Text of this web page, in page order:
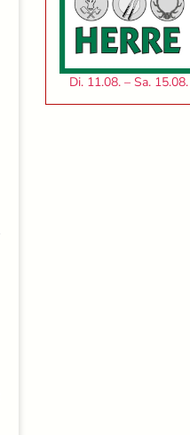
Di. 11.08. – Sa. 15.08.